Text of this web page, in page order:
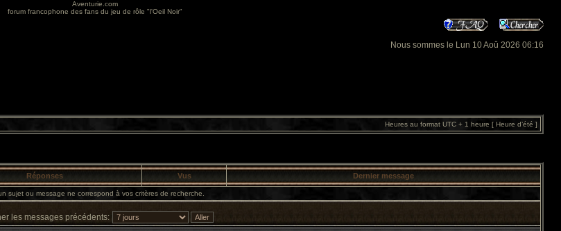
Aventurie.com
forum francophone des fans du jeu de rôle "l'Oeil Noir"
Nous sommes le Lun 10 Aoû 2026 06:16
Heures au format UTC + 1 heure [ Heure d’été ]
Réponses Vus Dernier message
sujet ou message ne correspond à vos critères de recherche.
les messages précédents: